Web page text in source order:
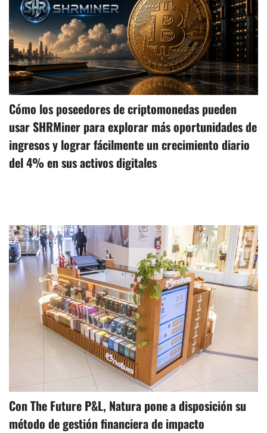
Cómo los poseedores de criptomonedas pueden
usar SHRMiner para explorar más oportunidades de
ingresos y lograr fácilmente un crecimiento diario
del 4% en sus activos digitales
Con The Future P&L, Natura pone a disposición su
método de gestión financiera de impacto